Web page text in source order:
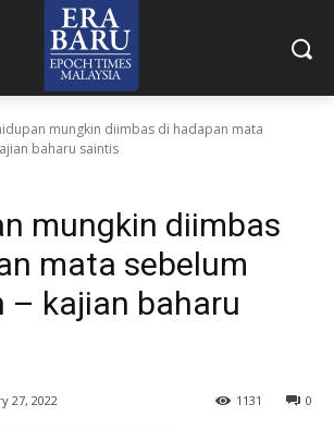
mungkin diimbas di hadapan mata
baharu saintis
mungkin diimbas
mata sebelum
– kajian baharu
27, 2022 0
1131